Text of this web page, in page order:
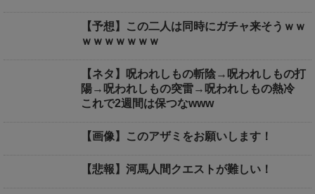
【予想】この二人は同時にガチャ来そうｗｗ
ｗｗｗｗｗｗｗ
【ネタ】呪われしもの斬陰→呪われしもの打
陽→呪われしもの突雷→呪われしもの熱冷
これで2週間は保つなwww
【画像】このアザミをお願いします！
【悲報】河馬人間クエストが難しい！